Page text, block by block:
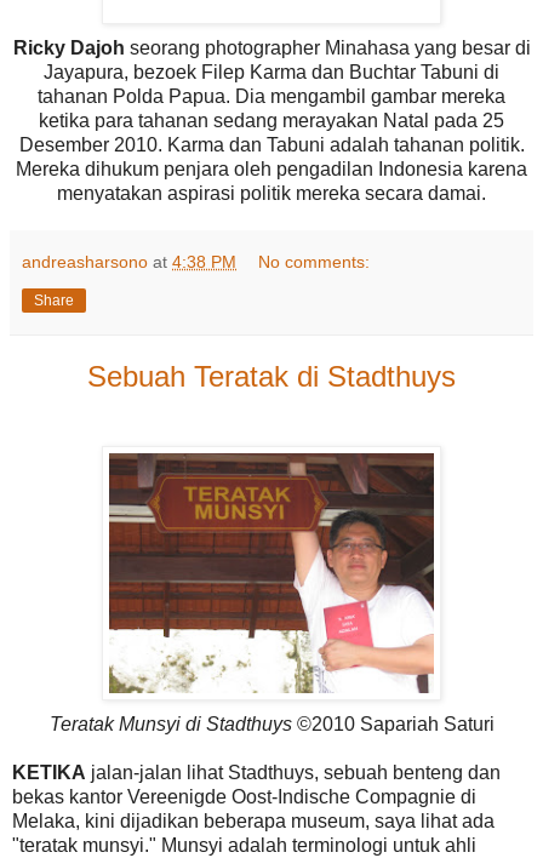
Ricky Dajoh seorang photographer Minahasa yang besar di
Jayapura, bezoek Filep Karma dan Buchtar Tabuni di
tahanan Polda Papua. Dia mengambil gambar mereka
ketika para tahanan sedang merayakan Natal pada 25
Desember 2010. Karma dan Tabuni adalah tahanan politik.
Mereka dihukum penjara oleh pengadilan Indonesia karena
menyatakan aspirasi politik mereka secara damai.
andreasharsono at 4:38 PM No comments:
Share
Sebuah Teratak di Stadthuys
Teratak Munsyi di Stadthuys ©2010 Sapariah Saturi
KETIKA jalan-jalan lihat Stadthuys, sebuah benteng dan
bekas kantor Vereenigde Oost-Indische Compagnie di
Melaka, kini dijadikan beberapa museum, saya lihat ada
"teratak munsyi." Munsyi adalah terminologi untuk ahli